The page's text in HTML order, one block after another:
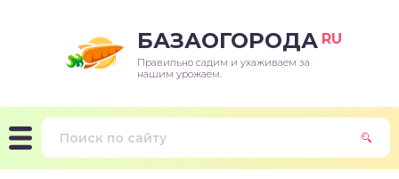
БАЗАОГОРОДА RU
Правильно садим и ухаживаем за
нашим урожаем.